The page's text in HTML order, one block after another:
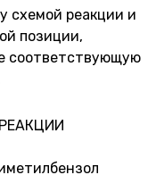
схемой реакции и
позиции,
соответствующую